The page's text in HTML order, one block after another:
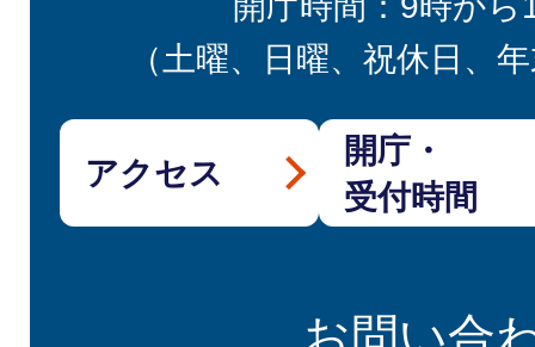
（土曜、日曜、祝休日、
アクセス
開庁・
受付時間
お問い合